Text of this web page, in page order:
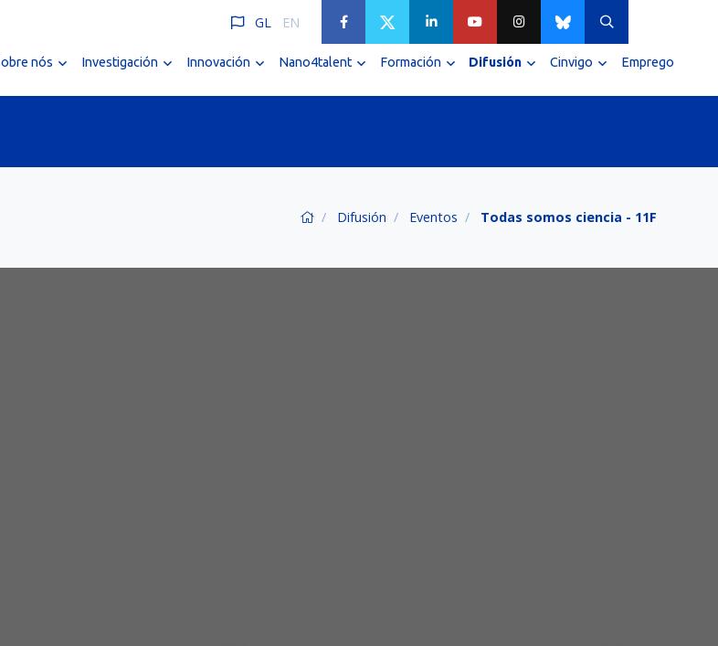
GL EN
nós Investigación Innovación Nano4talent Formación Difusión Cinvigo Emprego
Difusión Eventos Todas somos ciencia - 11F